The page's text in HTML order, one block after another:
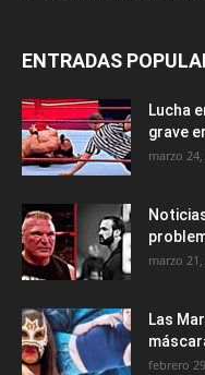
ENTRADAS
Lucha
grave
marzo
marzo
Las
febrero